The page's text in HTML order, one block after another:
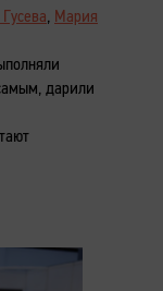
Мария
дарили